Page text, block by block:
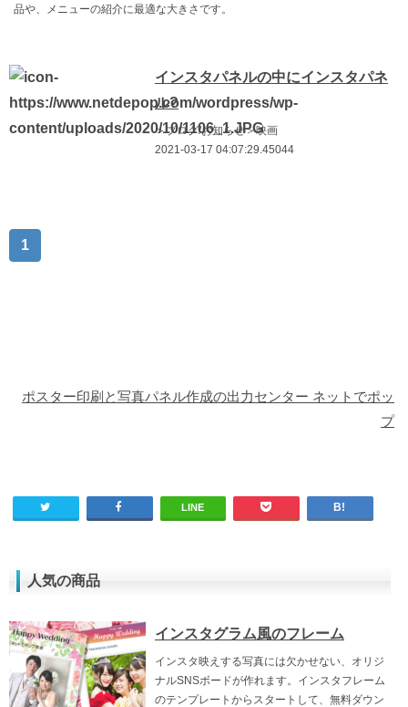
品や、メニューの紹介に最適な大きさです。
インスタパネルの中にインスタパネ
ル?
＞ブログ/お知らせ＞映画
2021-03-17 04:07:29.45044
1
ポスター印刷と写真パネル作成の出力センター ネットでポッ
プ
LINE
人気の商品
インスタグラム風のフレーム
インスタ映えする写真には欠かせない、オリジ
ナルSNSボードが作れます。インスタフレーム
のテンプレートからスタートして、無料ダウン